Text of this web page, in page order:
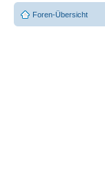
Foren-Übersicht